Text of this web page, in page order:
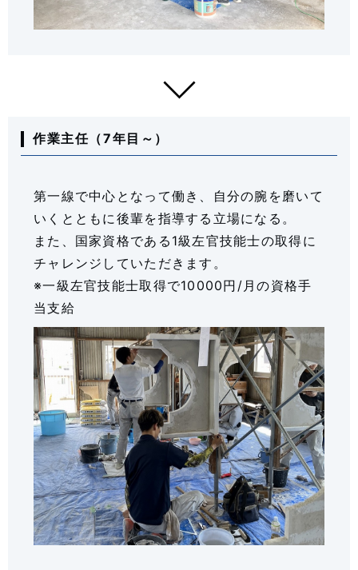
作業主任（7年目～）
第一線で中心となって働き、自分の腕を磨いて
いくとともに後輩を指導する立場になる。
また、国家資格である1級左官技能士の取得に
チャレンジしていただきます。
※一級左官技能士取得で10000円/月の資格手
当支給